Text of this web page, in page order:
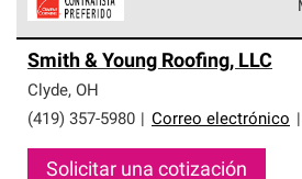
parte de una red exclusiva de
que cumplen con altos estándares
de profesionalismo y confiabilidad.
Smith & Young Roofing, LLC
Clyde, OH
(419) 357-5980
Correo electrónico
Solicitar una cotización